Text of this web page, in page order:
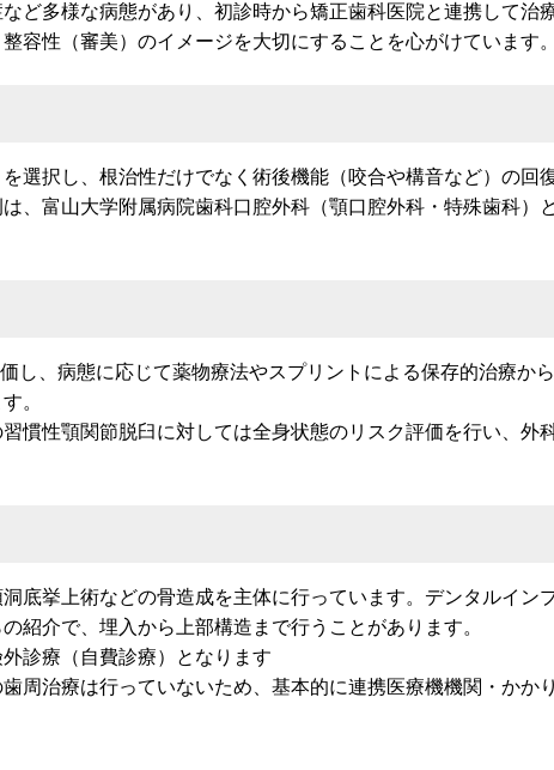
ど多様な病態があり、初診時から矯正歯科医院と連携して治
容性（審美）のイメージを大切にすることを心がけています。
選択し、根治性だけでなく術後機能（咬合や構音など）の回
、富山大学附属病院歯科口腔外科（顎口腔外科・特殊歯科）
し、病態に応じて薬物療法やスプリントによる保存的治療か
。
慣性顎関節脱臼に対しては全身状態のリスク評価を行い、外
底挙上術などの骨造成を主体に行っています。デンタルイン
紹介で、埋入から上部構造まで行うことがあります。
診療（自費診療）となります
周治療は行っていないため、基本的に連携医療機機関・かか